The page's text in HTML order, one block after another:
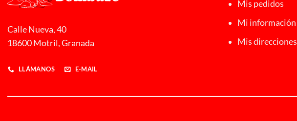
Calle Nueva, 40
18600 Motril, Granada
LLÁMANOS E-MAIL
Mis pedidos
Mi información
Mis direcciones